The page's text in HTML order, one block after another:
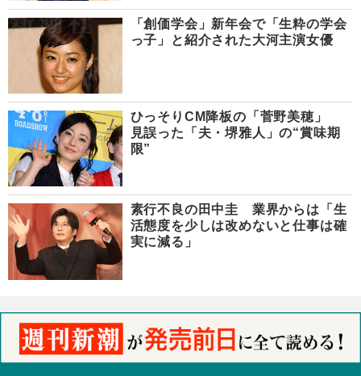
「創価学会」新年会で「生粋の学会
っ子」と紹介された大河主演女優
ひっそりCM降板の「菅野美穂」
見誤った「夫・堺雅人」の“賞味期
限”
素行不良の田中圭 業界からは「生
活態度を少しは改めないと仕事は確
実に減る」